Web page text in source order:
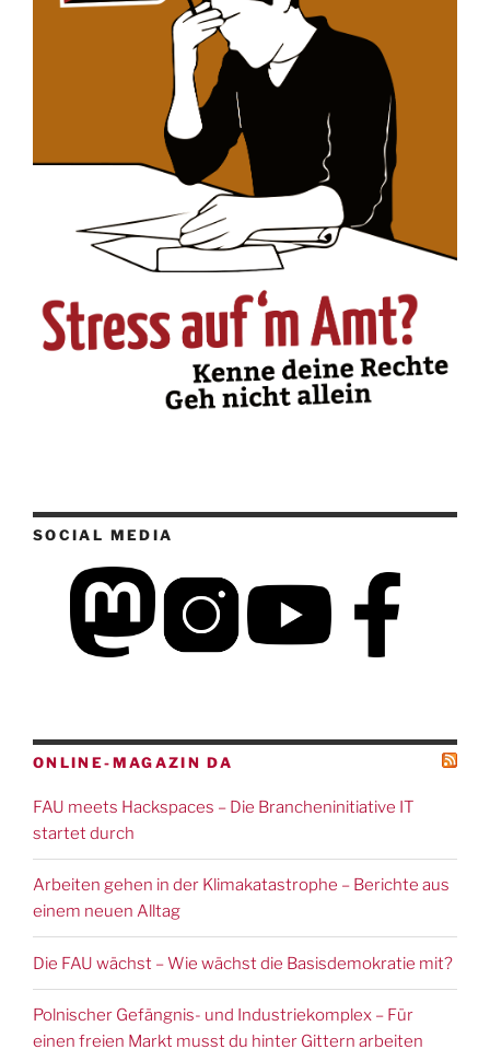
SOCIAL MEDIA
ONLINE-MAGAZIN DA
FAU meets Hackspaces – Die Brancheninitiative IT
startet durch
Arbeiten gehen in der Klimakatastrophe – Berichte aus
einem neuen Alltag
Die FAU wächst – Wie wächst die Basisdemokratie mit?
Polnischer Gefängnis- und Industriekomplex – Für
einen freien Markt musst du hinter Gittern arbeiten